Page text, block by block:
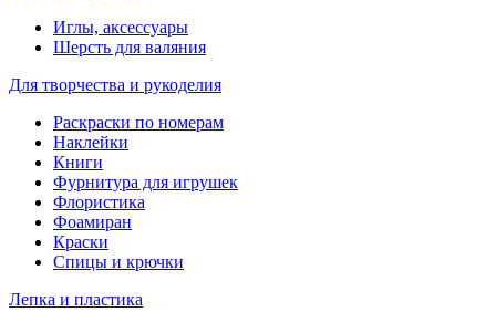
Иглы, аксессуары
Шерсть для валяния
Для творчества и рукоделия
Раскраски по номерам
Наклейки
Книги
Фурнитура для игрушек
Флористика
Фоамиран
Краски
Спицы и крючки
Лепка и пластика